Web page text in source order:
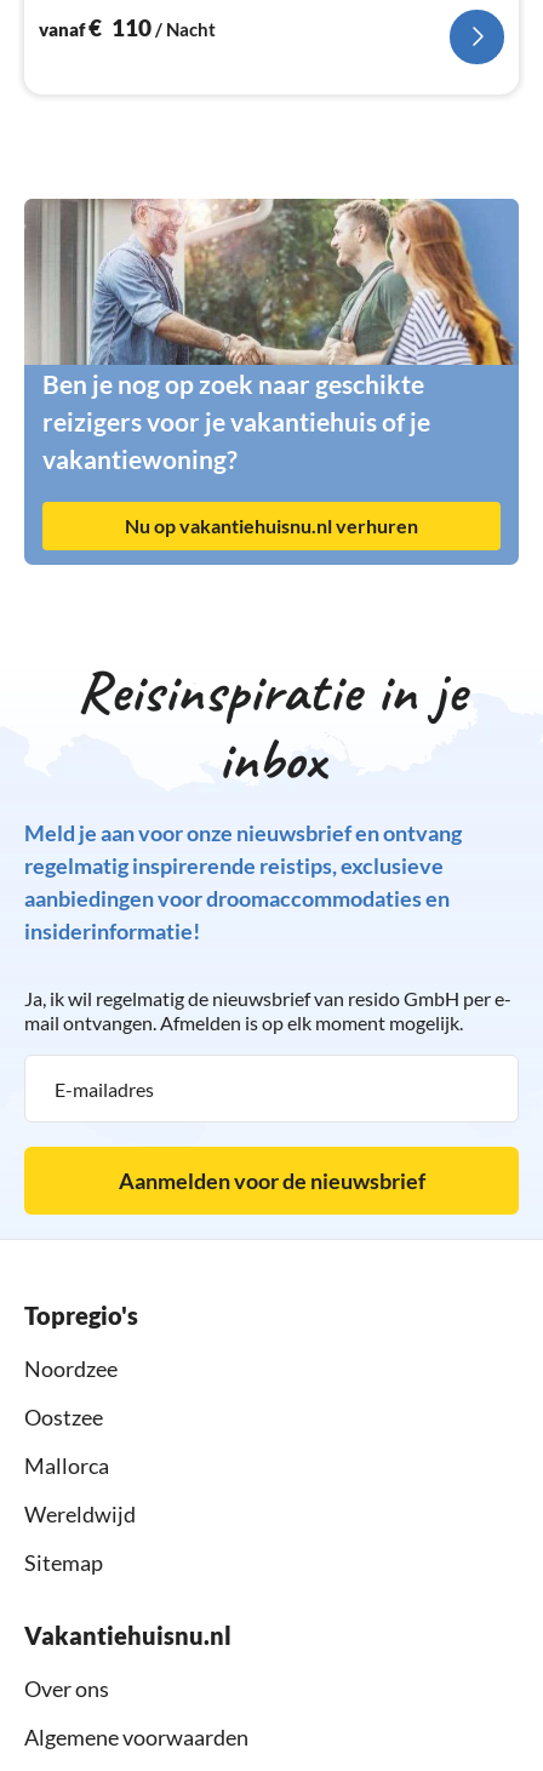
vanaf€ 110/ Nacht
Ben je nog op zoek naar geschikte
reizigers voor je vakantiehuis of je
vakantiewoning?
Nu op vakantiehuisnu.nl verhuren
Reisinspiratie in je
inbox
Meld je aan voor onze nieuwsbrief en ontvang
regelmatig inspirerende reistips, exclusieve
aanbiedingen voor droomaccommodaties en
insiderinformatie!
Ja, ik wil regelmatig de nieuwsbrief van resido GmbH per e-
mail ontvangen. Afmelden is op elk moment mogelijk.
Aanmelden voor de nieuwsbrief
Topregio's
Noordzee
Oostzee
Mallorca
Wereldwijd
Sitemap
Vakantiehuisnu.nl
Over ons
Algemene voorwaarden